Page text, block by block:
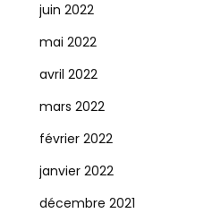
juin 2022
mai 2022
avril 2022
mars 2022
février 2022
janvier 2022
décembre 2021